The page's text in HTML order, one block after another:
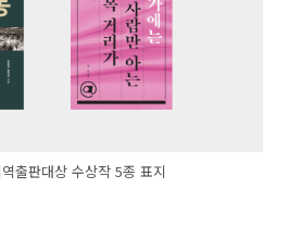
출판대상 수상작 5종 표지